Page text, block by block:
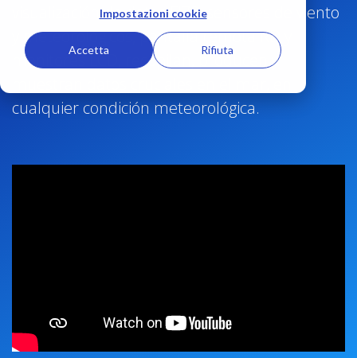
Impostazioni cookie
Accetta Rifiuta
visualización de datos FI70, sensores de viento
y meteorológicos, pantalla remota RD y
monitores LCD, recopilan, producen y
cualquier condición meteorológica.